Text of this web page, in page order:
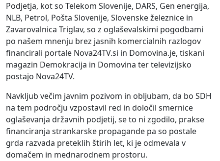
Podjetja, kot so Telekom Slovenije, DARS, Gen energija,
NLB, Petrol, Pošta Slovenije, Slovenske železnice in
Zavarovalnica Triglav, so z oglaševalskimi pogodbami
po našem mnenju brez jasnih komercialnih razlogov
financirali portale Nova24TV.si in Domovina.je, tiskani
magazin Demokracija in Domovina ter televizijsko
postajo Nova24TV.
Navkljub večim javnim pozivom in obljubam, da bo SDH
na tem področju vzpostavil red in določil smernice
oglaševanja državnih podjetij, se to ni zgodilo, prakse
financiranja strankarske propagande pa so postale
grda razvada preteklih štirih let, ki je odmevala v
domačem in mednarodnem prostoru.